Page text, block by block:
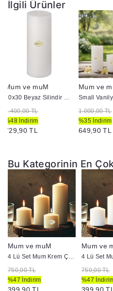
Yanan bir mumun durumunu
Mumları yanıcı maddelerin
İlgili Ürünler
Mum ve muM
10x30 Beyaz Silindir Mum
1.400,00 TL
%48 İndirim
729,90 TL
Mum ve
1.000,00 TL
%35 İndirim
649,90 TL
Bu Kategorinin En
Mum ve muM
4 Lü Set Mum Krem Çap :5 cm
750,00 TL
%47 İndirim
Mum ve
750,00 TL
%47